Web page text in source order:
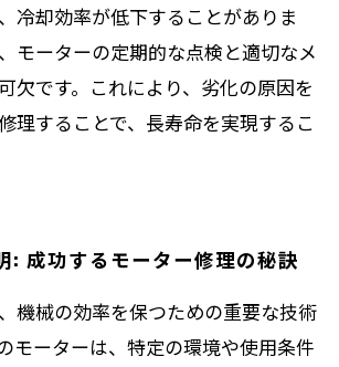
冷却効率が低下することがありま
モーターの定期的な点検と適切なメ
欠です。これにより、劣化の原因を
理することで、長寿命を実現するこ
: 成功するモーター修理の秘訣
機械の効率を保つための重要な技術
モーターは、特定の環境や使用条件